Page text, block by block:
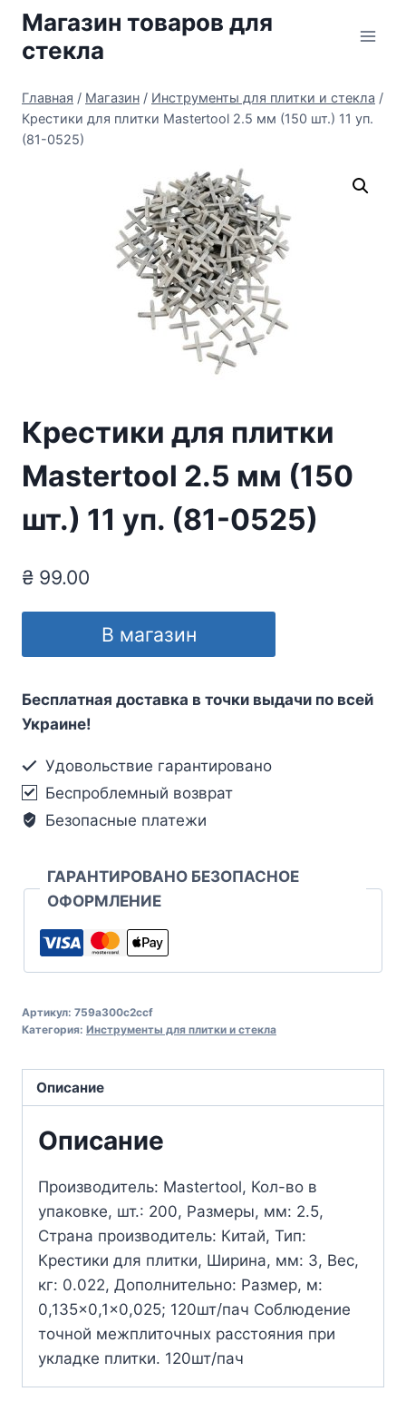
Перейти
содержимому
Магазин товаров для
стекла
Главная / Магазин / Инструменты для плитки и стекла /
Крестики для плитки Mastertool 2.5 мм (150 шт.) 11 уп.
(81-0525)
Крестики для плитки
Mastertool 2.5 мм (150
шт.) 11 уп. (81-0525)
₴ 99.00
В магазин
Бесплатная доставка в точки выдачи по всей
Украине!
Удовольствие гарантировано
Беспроблемный возврат
Безопасные платежи
ГАРАНТИРОВАНО БЕЗОПАСНОЕ
ОФОРМЛЕНИЕ
Артикул: 759a300c2ccf
Категория: Инструменты для плитки и стекла
Описание
Описание
Производитель: Mastertool, Кол-во в
упаковке, шт.: 200, Размеры, мм: 2.5,
Страна производитель: Китай, Тип:
Крестики для плитки, Ширина, мм: 3, Вес,
кг: 0.022, Дополнительно: Размер, м:
0,135×0,1×0,025; 120шт/пач Соблюдение
точной межплиточных расстояния при
укладке плитки. 120шт/пач